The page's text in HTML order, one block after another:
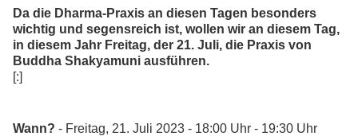
Da die Dharma-Praxis an diesen Tagen besonders
wichtig und segensreich ist, wollen wir an diesem Tag,
in diesem Jahr Freitag, der 21. Juli, die Praxis von
Buddha Shakyamuni ausführen.
[:]
Wann? - Freitag, 21. Juli 2023 - 18:00 Uhr - 19:30 Uhr